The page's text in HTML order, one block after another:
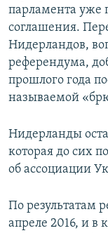
УКРАИНСКАЯ
Все сайты RFE/
парламента уже
соглашения.
Нидерландов,
референдума,
прошлого года
называемой
Нидерланды
которая до сих
об ассоциации
По результатам
апреле 2016, и в